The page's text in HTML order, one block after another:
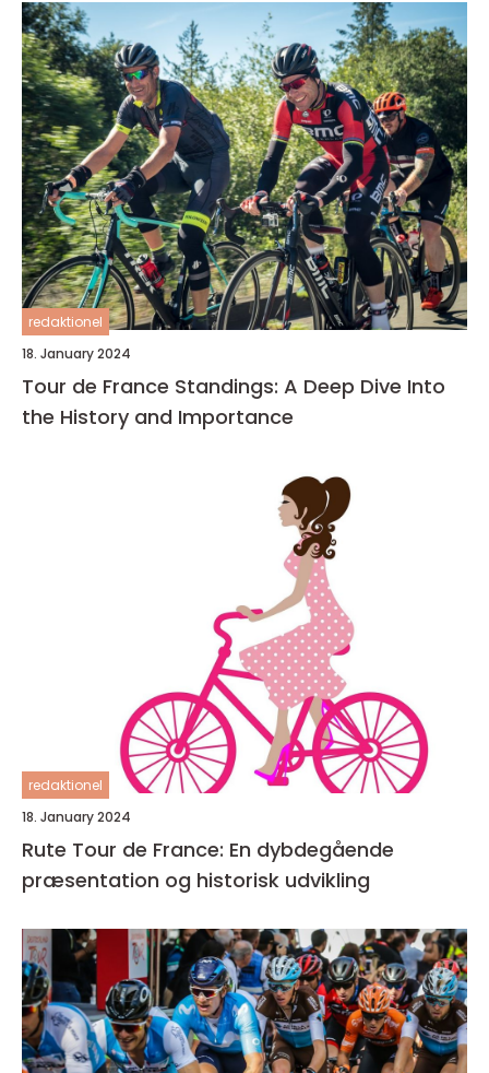
redaktionel
18. January 2024
Tour de France Standings: A Deep Dive Into
the History and Importance
redaktionel
18. January 2024
Rute Tour de France: En dybdegående
præsentation og historisk udvikling